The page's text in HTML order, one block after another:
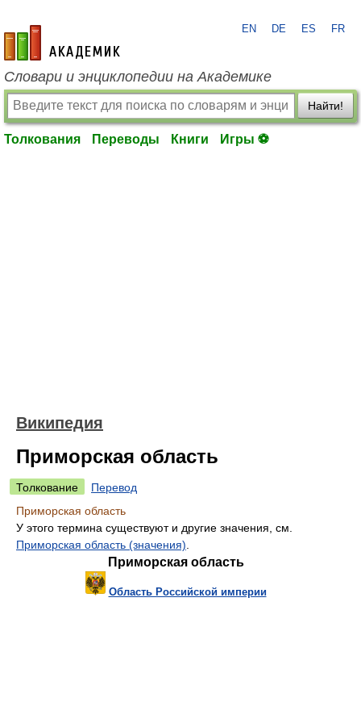
academic.ru
EN DE ES FR
Словари и энциклопедии на Академике
Найти!
Толкования Переводы Книги Игры ⚽
Википедия
Приморская область
Толкование
Перевод
Приморская область
У этого термина существуют и другие значения, см.
Приморская область (значения)
Приморская область
Область Российской империи